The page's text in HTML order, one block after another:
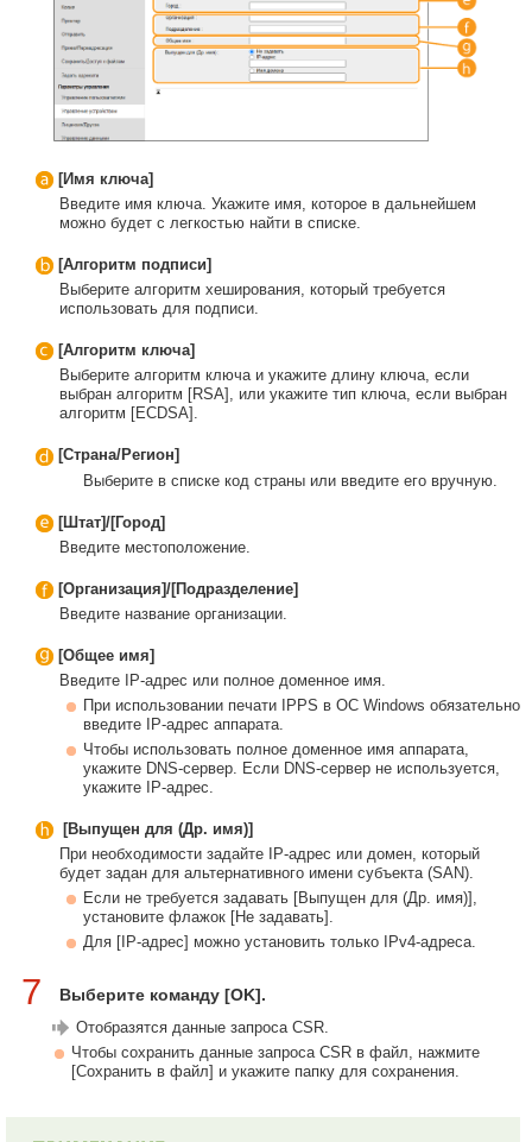
[Имя ключа]
Введите имя ключа. Укажите имя, которое в дальнейшем
можно будет с легкостью найти в списке.
[Алгоритм подписи]
Выберите алгоритм хеширования, который требуется
использовать для подписи.
[Алгоритм ключа]
Выберите алгоритм ключа и укажите длину ключа, если
выбран алгоритм [RSA], или укажите тип ключа, если выбран
алгоритм [ECDSA].
[Страна/Регион]
Выберите в списке код страны или введите его вручную.
[Штат]/[Город]
Введите местоположение.
[Организация]/[Подразделение]
Введите название организации.
[Общее имя]
Введите IP-адрес или полное доменное имя.
При использовании печати IPPS в ОС Windows обязательно
введите IP-адрес аппарата.
Чтобы использовать полное доменное имя аппарата,
укажите DNS-сервер. Если DNS-сервер не используется,
укажите IP-адрес.
[Выпущен для (Др. имя)]
При необходимости задайте IP-адрес или домен, который
будет задан для альтернативного имени субъекта (SAN).
Если не требуется задавать [Выпущен для (Др. имя)],
установите флажок [Не задавать].
Для [IP-адрес] можно установить только IPv4-адреса.
7 Выберите команду [OK].
Отобразятся данные запроса CSR.
Чтобы сохранить данные запроса CSR в файл, нажмите
[Сохранить в файл] и укажите папку для сохранения.